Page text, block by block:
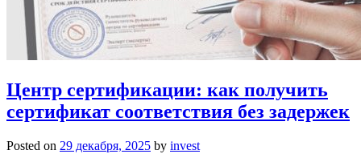
Центр сертификации: как получить
сертификат соответствия без задержек
Posted on 29 декабря, 2025 by invest